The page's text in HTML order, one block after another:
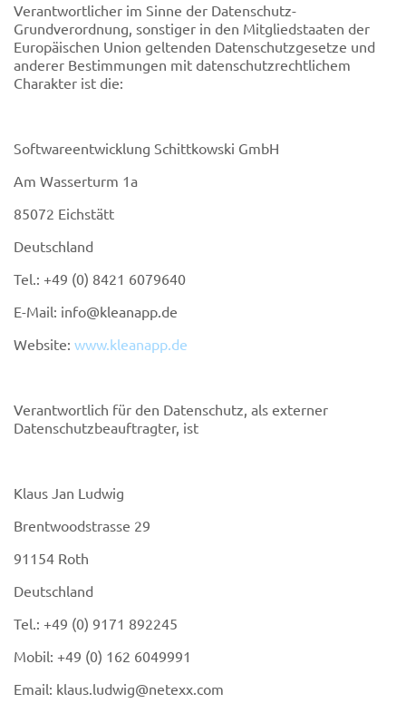
Verantwortlicher im Sinne der Datenschutz-
Grundverordnung, sonstiger in den Mitgliedstaaten der
Europäischen Union geltenden Datenschutzgesetze und
anderer Bestimmungen mit datenschutzrechtlichem
Charakter ist die:
Softwareentwicklung Schittkowski GmbH
Am Wasserturm 1a
85072 Eichstätt
Deutschland
Tel.: +49 (0) 8421 6079640
E-Mail: info@kleanapp.de
Website: www.kleanapp.de
Verantwortlich für den Datenschutz, als externer
Datenschutzbeauftragter, ist
Klaus Jan Ludwig
Brentwoodstrasse 29
91154 Roth
Deutschland
Tel.: +49 (0) 9171 892245
Mobil: +49 (0) 162 6049991
Email: klaus.ludwig@netexx.com